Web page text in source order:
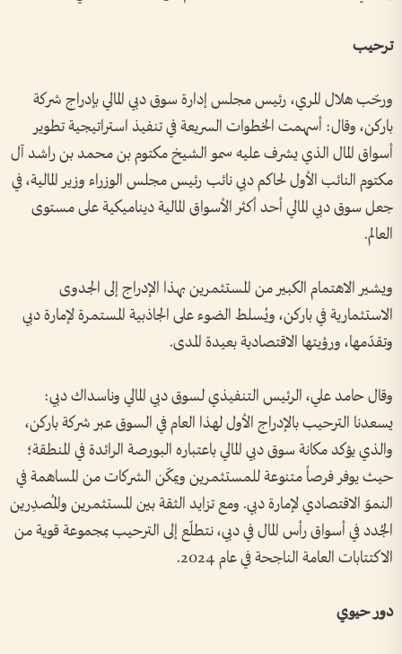
ترحيب
ورحّب هلال المري، رئيس مجلس إدارة سوق دبي المالي بإدراج شركة
باركن، وقال: أسهمت الخطوات السريعة في تنفيذ استراتيجية تطوير
أسواق المال الذي يشرف عليه سمو الشيخ مكتوم بن محمد بن راشد آل
مكتوم النائب الأول لحاكم دبي نائب رئيس مجلس الوزراء وزير المالية، في
جعل سوق دبي المالي أحد أكثر الأسواق المالية ديناميكية على مستوى
العالم.
ويشير الاهتمام الكبير من المستثمرين بهذا الإدراج إلى الجدوى
الاستثمارية في باركن، ويُسلط الضوء على الجاذبية المستمرة لإمارة دبي
وتقدّمها، ورؤيتها الاقتصادية بعيدة المدى.
وقال حامد علي، الرئيس التنفيذي لسوق دبي المالي وناسداك دبي:
يسعدنا الترحيب بالإدراج الأول لهذا العام في السوق عبر شركة باركن،
والذي يؤكد مكانة سوق دبي المالي باعتباره البورصة الرائدة في المنطقة؛
حيث يوفر فرصاً متنوعة للمستثمرين ويمكّن الشركات من المساهمة في
النموّ الاقتصادي لإمارة دبي. ومع تزايد الثقة بين المستثمرين والمُصدِرين
الجُدد في أسواق رأس المال في دبي، نتطلّع إلى الترحيب بمجموعة قوية من
الاكتتابات العامة الناجحة في عام 2024.
دور حيوي